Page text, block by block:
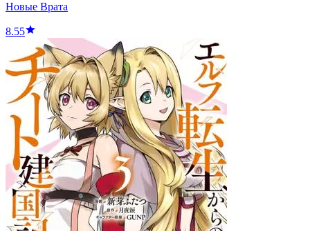
Новые Врата
8.55